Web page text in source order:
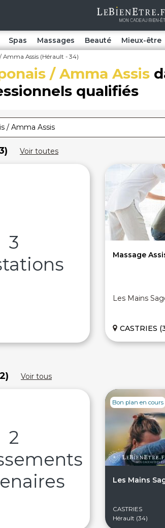
Spas Massages Beauté Mieux-être
Amma Assis (Hérault - 34)
/ Amma Assis
qualifiés
Voir toutes
3
Massage
Les Mains
CASTRIES
Voir tous
2
Les Mains
CASTRIES
Hérault (34)
Bon plan en cours